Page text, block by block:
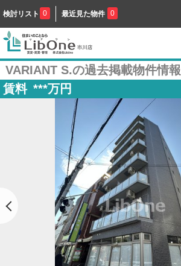
検討リスト 0 最近見た物件 0
VARIANT S.の過去掲載物件情報
賃料 ***万円